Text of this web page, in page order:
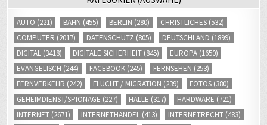
AUTO(221) BAHN(455) BERLIN(280) CHRISTLICHES(532)
COMPUTER
(2017) DATENSCHUTZ (805) DEUTSCHLAND(1899)
DIGITAL (3418) DIGITALE SICHERHEIT(845) EUROPA(1650)
EVANGELISCH (244) FACEBOOK(245) FERNSEHEN(253)
FERNVERKEHR(242) FLUCHT / MIGRATION(239) FOTOS
GEHEIMDIENST/SPIONAGE(227) HALLE (317) HARDWARE(721)
INTERNET(2671) INTERNETHANDEL(413) INTERNETRECHT(483)
ISRAEL(286) JOURNALISMUS(461) JUSTIZ
(1012)